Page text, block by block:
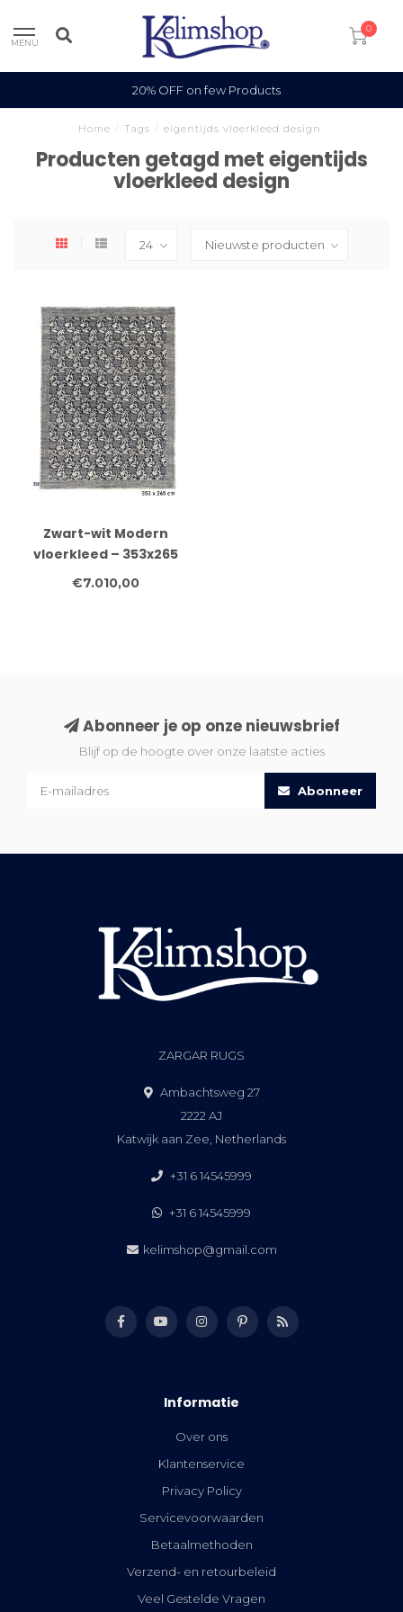
MENU
0
20% OFF on few Products
Home Tags eigentijds vloerkleed design
Producten getagd met eigentijds
vloerkleed design
Zwart-wit Modern
vloerkleed – 353x265
cm – Handgeknoopt
€7.010,00
Abonneer je op onze nieuwsbrief
Blijf op de hoogte over onze laatste acties
Abonneer
ZARGAR RUGS
Ambachtsweg 27
2222 AJ
Katwijk aan Zee, Netherlands
+31 6 14545999
+31 6 14545999
kelimshop@gmail.com
Informatie
Over ons
Klantenservice
Privacy Policy
Servicevoorwaarden
Betaalmethoden
Verzend- en retourbeleid
Veel Gestelde Vragen